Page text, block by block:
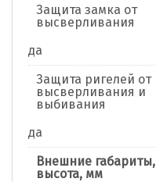
Защита замка от
высверливания
да
Защита ригелей от
высверливания и
выбивания
да
Внешние габариты,
высота, мм